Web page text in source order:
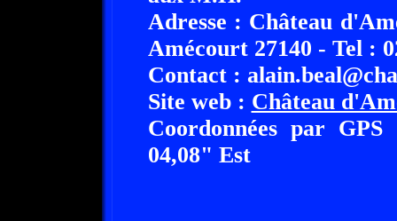
Adresse : Château
Amécourt 27140 - Tel :
Contact :
Site web : Château
Coordonnées par
04,08" Est